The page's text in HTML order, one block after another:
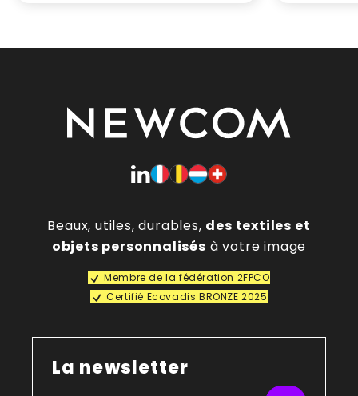
Beaux, utiles, durables, des textiles et
objets personnalisés à votre image
Membre de la fédération 2FPCO
Certifié Ecovadis BRONZE 2025
La newsletter